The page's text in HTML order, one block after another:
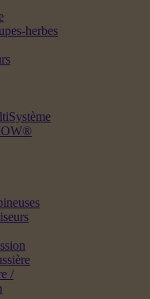
herbes
/